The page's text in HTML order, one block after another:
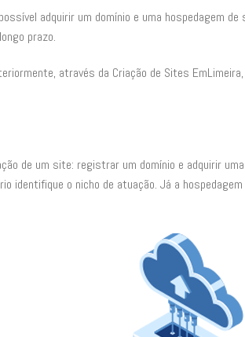
adquirir um domínio e uma hospedagem
prazo.
através da Criação de Sites
de um site: registrar um domínio e adquirir
identifique o nicho de atuação. Já a